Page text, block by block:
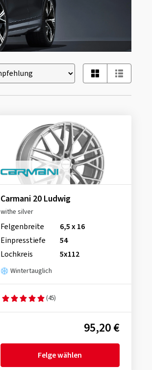
Carmani 20 Ludwig
withe silver
Felgenbreite
6,5 x 16
Einpresstiefe
54
Lochkreis
5x112
Wintertauglich
(45)
95,20 €
Felge wählen